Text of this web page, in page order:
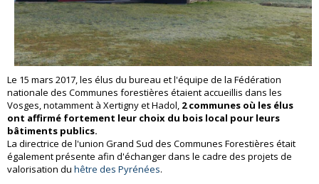
Le 15 mars 2017, les élus du bureau et l'équipe de la Fédération
nationale des Communes forestières étaient accueillis dans les
Vosges, notamment à Xertigny et Hadol, 2 communes où les élus
ont affirmé fortement leur choix du bois local pour leurs
bâtiments publics.
La directrice de l'union Grand Sud des Communes Forestières était
également présente afin d'échanger dans le cadre des projets de
valorisation du hêtre des Pyrénées.